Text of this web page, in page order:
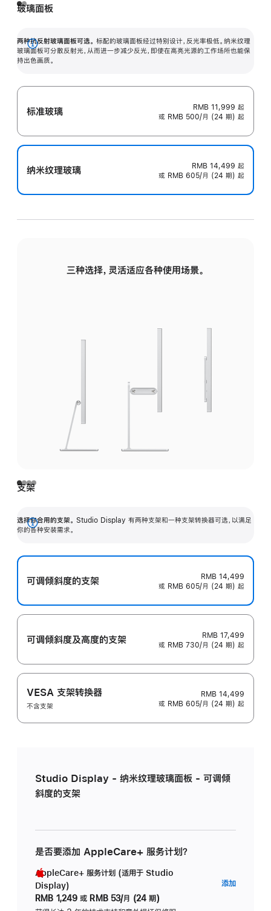
玻璃面板
两种抗反射玻璃面板可选。 标配的玻璃面板经过特别设计，反光率极低。纳米纹理
玻璃面板可分散反射光，从而进一步减少反光，即使在高亮光源的工作场所也能保
持出色画质。
展
开
标准玻璃 RMB 11,999 起
或 RMB 500/月 (24 期) 起
纳米纹理玻璃 RMB 14,499 起
或 RMB 605/月 (24 期) 起
三种选择，灵活适应各种使用场景。
支架
选择你合用的支架。 Studio Display 有两种支架和一种支架转换器可选，以满足
你的各种安装需求。
展
可调倾斜度的支架
RMB 14,499
或 RMB 605/月 (24 期) 起
可调倾斜度及高‍度的支‍架
RMB 17,499
或 RMB 730/月 (24 期) 起
VESA 支架转换器
不含支架
RMB 14,499
或 RMB 605/月 (24 期) 起
Studio Display - 纳米纹理玻璃面板 - 可调倾
斜度的支架
是否要添加 AppleCare+ 服务计划？
AppleCare+ 服务计划 (适用于 Studio
Display)
RMB 1,249 或 RMB 53/月 (24 期)
添加